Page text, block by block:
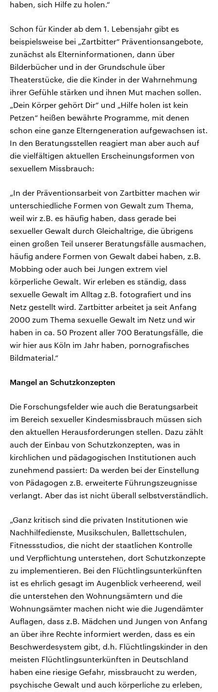
haben, sich Hilfe zu holen.“
Schon für Kinder ab dem 1. Lebensjahr gibt es
beispielsweise bei „Zartbitter“ Präventionsangebote,
zunächst als Elterninformationen, dann über
Bilderbücher und in der Grundschule über
Theaterstücke, die die Kinder in der Wahrnehmung
ihrer Gefühle stärken und ihnen Mut machen sollen.
„Dein Körper gehört Dir“ und „Hilfe holen ist kein
Petzen“ heißen bewährte Programme, mit denen
schon eine ganze Elterngeneration aufgewachsen ist.
In den Beratungsstellen reagiert man aber auch auf
die vielfältigen aktuellen Erscheinungsformen von
sexuellem Missbrauch:
„In der Präventionsarbeit von Zartbitter machen wir
unterschiedliche Formen von Gewalt zum Thema,
weil wir z.B. es häufig haben, dass gerade bei
sexueller Gewalt durch Gleichaltrige, die übrigens
einen großen Teil unserer Beratungsfälle ausmachen,
häufig andere Formen von Gewalt dabei haben, z.B.
Mobbing oder auch bei Jungen extrem viel
körperliche Gewalt. Wir erleben es ständig, dass
sexuelle Gewalt im Alltag z.B. fotografiert und ins
Netz gestellt wird. Zartbitter arbeitet ja seit Anfang
2000 zum Thema sexuelle Gewalt im Netz und wir
haben in ca. 50 Prozent aller 700 Beratungsfälle, die
wir hier aus Köln im Jahr haben, pornografisches
Bildmaterial.“
Mangel an Schutzkonzepten
Die Forschungsfelder wie auch die Beratungsarbeit
im Bereich sexueller Kindesmissbrauch müssen sich
den aktuellen Herausforderungen stellen. Dazu zählt
auch der Einbau von Schutzkonzepten, was in
kirchlichen und pädagogischen Institutionen auch
zunehmend passiert: Da werden bei der Einstellung
von Pädagogen z.B. erweiterte Führungszeugnisse
verlangt. Aber das ist nicht überall selbstverständlich.
„Ganz kritisch sind die privaten Institutionen wie
Nachhilfedienste, Musikschulen, Ballettschulen,
Fitnessstudios, die nicht der staatlichen Kontrolle
und Verpflichtung unterstehen, dort Schutzkonzepte
zu implementieren. Bei den Flüchtlingsunterkünften
ist es ehrlich gesagt im Augenblick verheerend, weil
die unterstehen den Wohnungsämtern und die
Wohnungsämter machen nicht wie die Jugendämter
Auflagen, dass z.B. Mädchen und Jungen von Anfang
an über ihre Rechte informiert werden, dass es ein
Beschwerdesystem gibt, d.h. Flüchtlingskinder in den
meisten Flüchtlingsunterkünften in Deutschland
haben eine riesige Gefahr, missbraucht zu werden,
psychische Gewalt und auch körperliche zu erleben,